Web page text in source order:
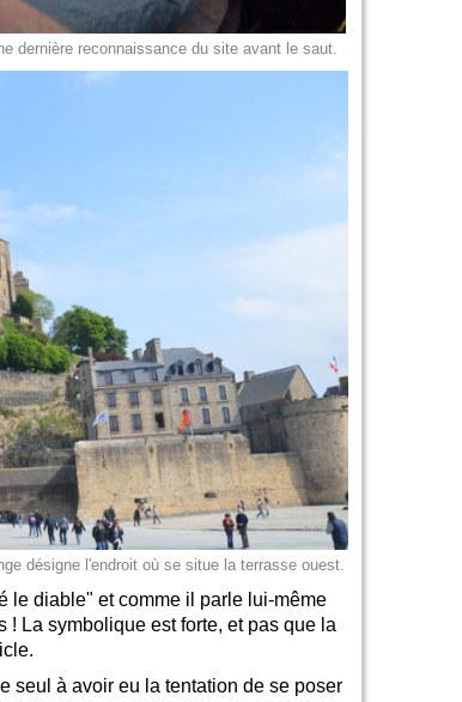
dernière reconnaissance du site avant le saut.
désigne l'endroit où se situe la terrasse ouest.
le diable" et comme il parle lui-même
La symbolique est forte, et pas que la
seul à avoir eu la tentation de se poser